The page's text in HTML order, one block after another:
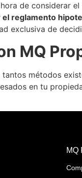
de considerar
reglamento
exclusiva de
MQ
métodos
en tu
MQ